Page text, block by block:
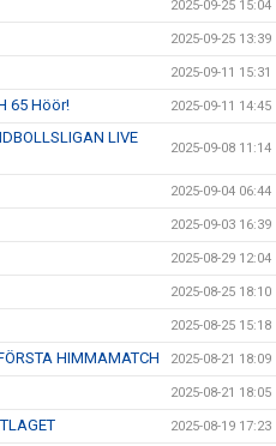
2025-09-25 15:04
2025-09-25 13:39
2025-09-11 15:31
65 Höör! 2025-09-11 14:45
LIVE
2025-09-08 11:14
2025-09-04 06:44
2025-09-03 16:39
2025-08-29 12:04
2025-08-25 18:10
2025-08-25 15:18
HIMMAMATCH 2025-08-21 18:09
2025-08-21 18:05
2025-08-19 17:23